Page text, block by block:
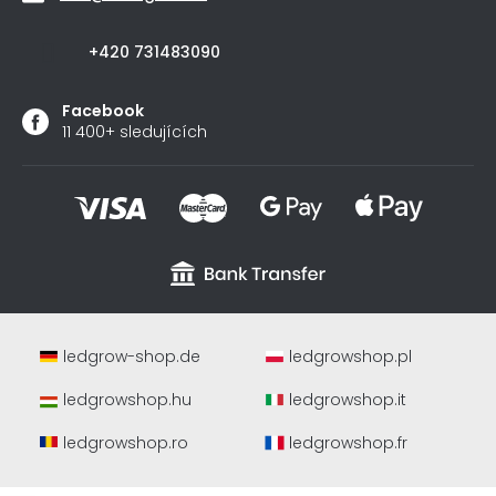
+420 731483090
Facebook
11 400+ sledujících
ledgrow-shop.de
ledgrowshop.pl
ledgrowshop.hu
ledgrowshop.it
ledgrowshop.ro
ledgrowshop.fr